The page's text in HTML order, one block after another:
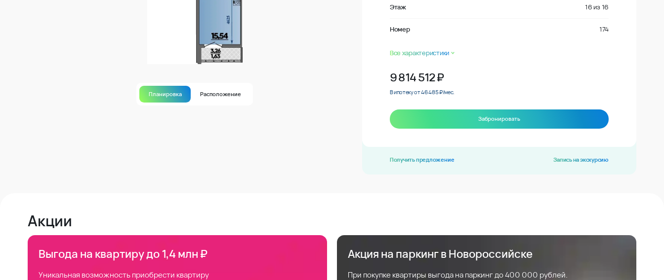
Планировка Расположение
Этаж 16 из 16
Номер 174
Все характеристики
9 814 512₽
В ипотеку от 46 485 ₽/мес.
Забронировать
Получить предложение Запись на экскурсию
Акции
Выгода на квартиру до 1,4 млн ₽
Уникальная возможность приобрести квартиру
Акция на паркинг в Новороссийске
При покупке квартиры выгода на паркинг до 400 000 рублей.